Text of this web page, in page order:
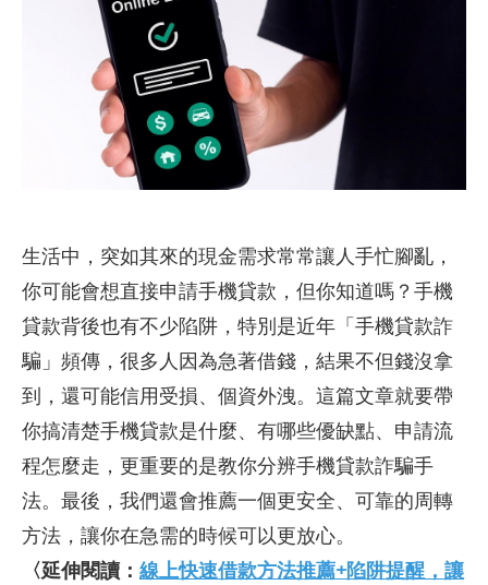
生活中，突如其來的現金需求常常讓人手忙腳亂，
你可能會想直接申請手機貸款，但你知道嗎？手機
貸款背後也有不少陷阱，特別是近年「手機貸款詐
騙」頻傳，很多人因為急著借錢，結果不但錢沒拿
到，還可能信用受損、個資外洩。這篇文章就要帶
你搞清楚手機貸款是什麼、有哪些優缺點、申請流
程怎麼走，更重要的是教你分辨手機貸款詐騙手
法。最後，我們還會推薦一個更安全、可靠的周轉
方法，讓你在急需的時候可以更放心。
〈延伸閱讀： 線上快速借款方法推薦+陷阱提醒，讓